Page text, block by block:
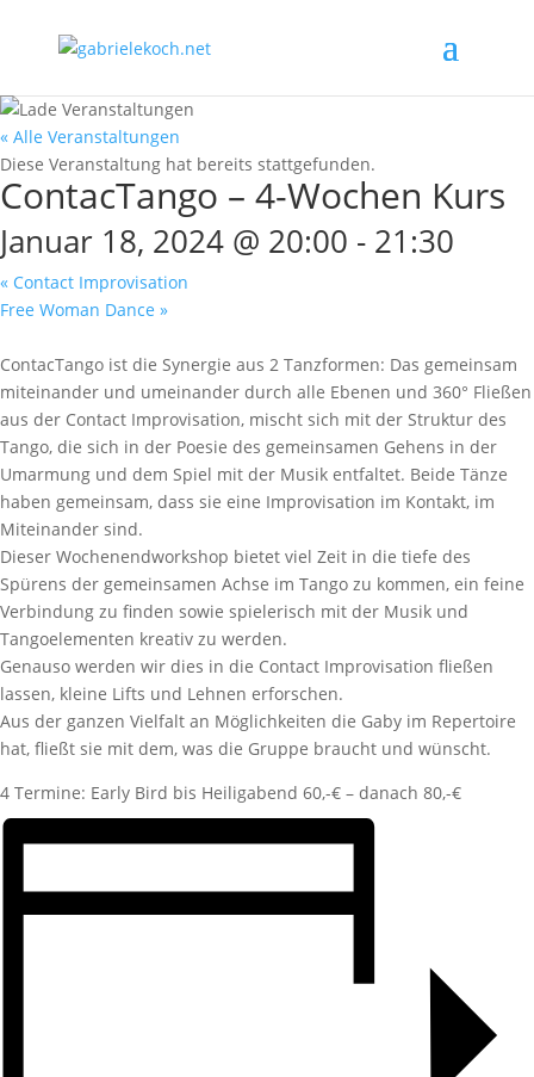
« Alle Veranstaltungen
Diese Veranstaltung hat bereits stattgefunden.
ContacTango – 4-Wochen Kurs
Januar 18, 2024 @ 20:00 - 21:30
« Contact Improvisation
Free Woman Dance »
ContacTango ist die Synergie aus 2 Tanzformen: Das gemeinsam
miteinander und umeinander durch alle Ebenen und 360° Fließen
aus der Contact Improvisation, mischt sich mit der Struktur des
Tango, die sich in der Poesie des gemeinsamen Gehens in der
Umarmung und dem Spiel mit der Musik entfaltet. Beide Tänze
haben gemeinsam, dass sie eine Improvisation im Kontakt, im
Miteinander sind.
Dieser Wochenendworkshop bietet viel Zeit in die tiefe des
Spürens der gemeinsamen Achse im Tango zu kommen, ein feine
Verbindung zu finden sowie spielerisch mit der Musik und
Tangoelementen kreativ zu werden.
Genauso werden wir dies in die Contact Improvisation fließen
lassen, kleine Lifts und Lehnen erforschen.
Aus der ganzen Vielfalt an Möglichkeiten die Gaby im Repertoire
hat, fließt sie mit dem, was die Gruppe braucht und wünscht.
4 Termine: Early Bird bis Heiligabend 60,-€ – danach 80,-€